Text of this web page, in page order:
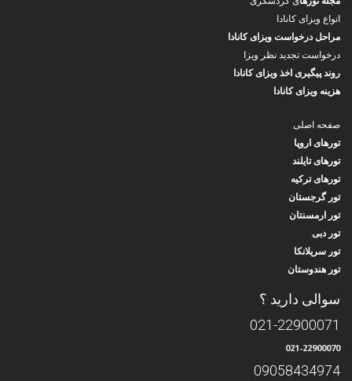
انواع ویزای کانادا
مراحل درخواست ویزای کانادا
درخواست تجدید نظر ویزا
روند پیگیری اخذ ویزای کانادا
هزینه ویزای کانادا
صفحه اصلی
تورهای اروپا
تورهای تایلند
تورهای ترکیه
تور گرجستان
تور ارمسنتان
تور دبی
تور سریلانکا
تور هندوستان
سوالی دارید ؟
021-22900071
021-22900070
09058434974